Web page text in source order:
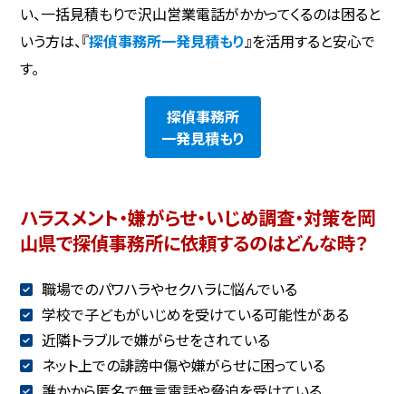
い、一括見積もりで沢山営業電話がかかってくるのは困ると
いう方は、『探偵事務所一発見積もり 』を活用すると安心で
す。
探偵事務所
一発見積もり
ハラスメント・嫌がらせ・いじめ調査・対策を岡
山県で探偵事務所に依頼するのはどんな時？
職場でのパワハラやセクハラに悩んでいる
学校で子どもがいじめを受けている可能性がある
近隣トラブルで嫌がらせをされている
ネット上での誹謗中傷や嫌がらせに困っている